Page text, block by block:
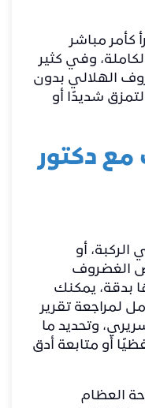
كأمر مباشر
وفي كثير
الهلالي بدون
شديدًا أو
مع دكتور
الركبة، أو
الغضروف
بدقة، يمكنك
لمراجعة تقرير
وتحديد ما
أو متابعة أدق
العظام